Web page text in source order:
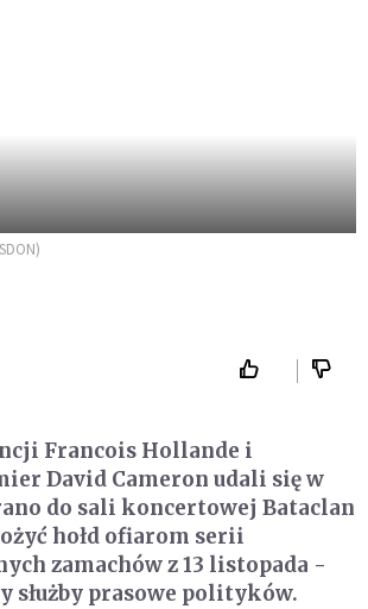
Francois Hollande i
David Cameron udali się w
do sali koncertowej Bataclan
hołd ofiarom serii
zamachów z 13 listopada -
służby prasowe polityków.